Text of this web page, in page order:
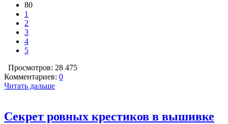
80
1
2
3
4
5
Просмотров: 28 475
Комментариев: 0
Читать дальше
Секрет ровных крестиков в вышивке